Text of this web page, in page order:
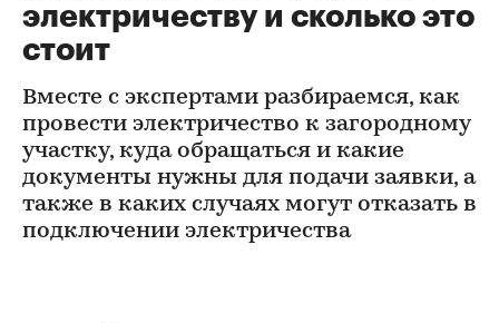
электричеству и сколько это
стоит
Вместе с экспертами разбираемся, как
провести электричество к загородному
участку, куда обращаться и какие
документы нужны для подачи заявки, а
также в каких случаях могут отказать в
подключении электричества